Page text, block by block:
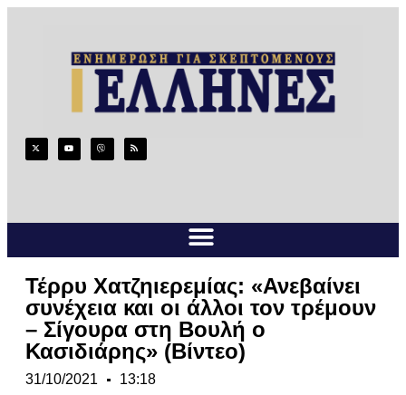
Τέρρυ Χατζηιερεμίας: «Ανεβαίνει
συνέχεια και οι άλλοι τον τρέμουν
– Σίγουρα στη Βουλή ο
Κασιδιάρης» (Βίντεο)
31/10/2021 13:18